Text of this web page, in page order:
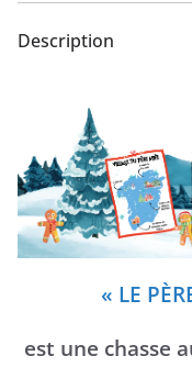
Description
« LE
est une chasse